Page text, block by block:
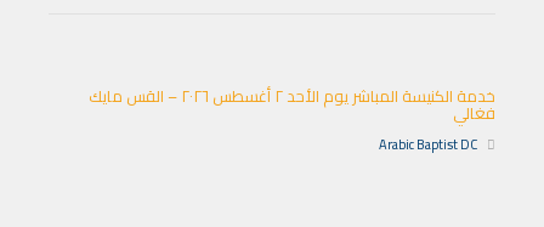
خدمة الكنيسة المباشر يوم الأحد ٢ أغسطس ٢٠٢٦ – القس مايك
فغالي
Arabic Baptist DC